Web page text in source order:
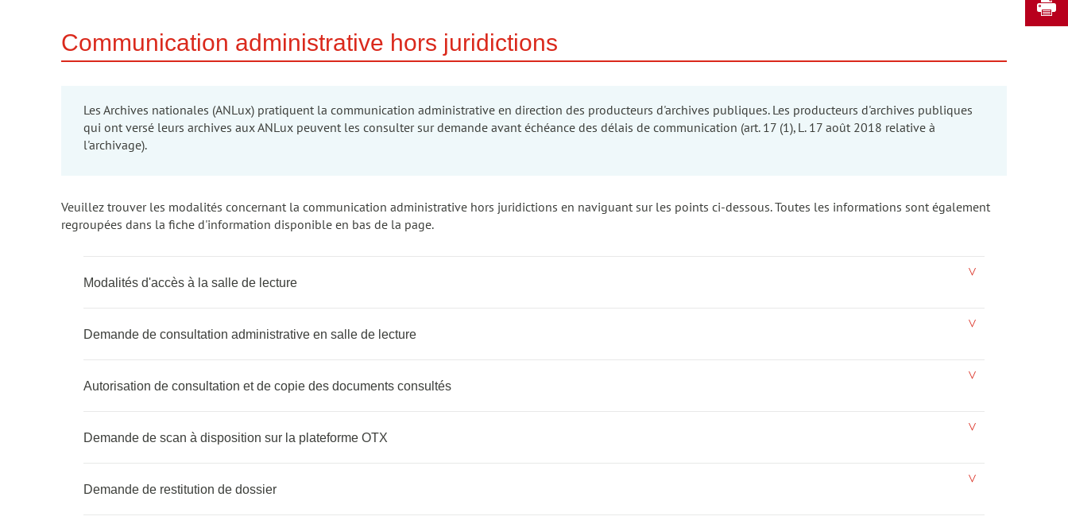
Communication administrative hors juridictions
Les Archives nationales (ANLux) pratiquent la communication administrative en direction des producteurs d'archives publiques. Les producteurs d'archives publiques
qui ont versé leurs archives aux ANLux peuvent les consulter sur demande avant échéance des délais de communication (art. 17 (1), L. 17 août 2018 relative à
l'archivage).
Veuillez trouver les modalités concernant la communication administrative hors juridictions en naviguant sur les points ci-dessous. Toutes les informations sont également
regroupées dans la fiche d'information disponible en bas de la page.
Modalités d'accès à la salle de lecture
Demande de consultation administrative en salle de lecture
Autorisation de consultation et de copie des documents consultés
Demande de scan à disposition sur la plateforme OTX
Demande de restitution de dossier